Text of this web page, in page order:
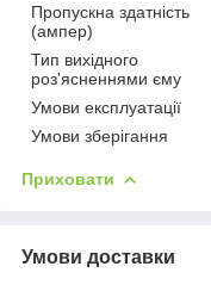
Пропускна здатність
(ампер)
Тип вихідного
роз'ясненнями єму
Умови експлуатації
Умови зберігання
Приховати
Умови доставки